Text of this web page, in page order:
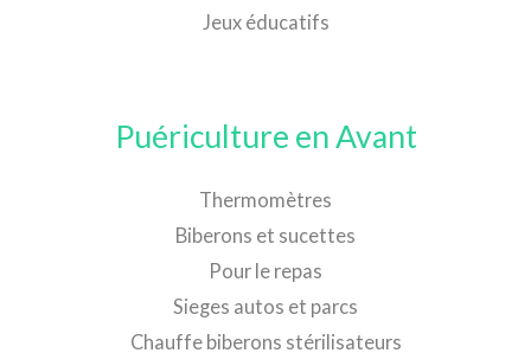
Jeux éducatifs
Puériculture en Avant
Thermomètres
Biberons et sucettes
Pour le repas
Sieges autos et parcs
Chauffe biberons stérilisateurs